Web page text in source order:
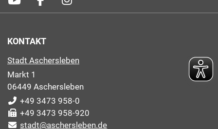
KONTAKT
Stadt Aschersleben
Markt 1
06449 Aschersleben
+49 3473 958-0
+49 3473 958-920
stadt@aschersleben.de